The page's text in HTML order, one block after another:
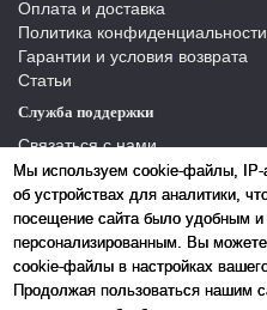
Мы используем cookie-файлы, IP-
об устройствах для аналитики,
посещение сайта было удобным и
персонализированным. Вы
cookie-файлы в настройках
Продолжая пользоваться нашим
Оплата и доставка
Политика конфиденциальности
Гарантии и условия возврата
Статьи
Служба поддержки
Связаться с нами
Отзывы
Производители
Карта сайта